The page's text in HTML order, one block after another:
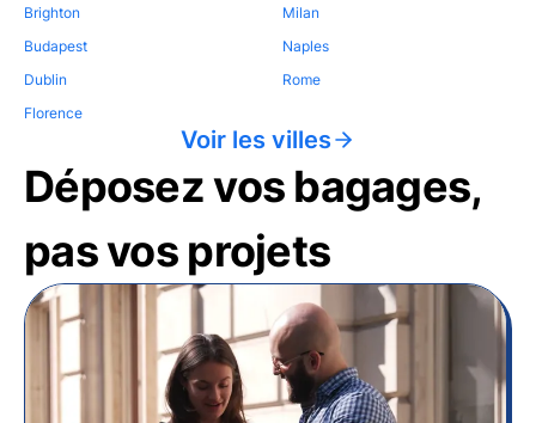
Brighton
Budapest
Dublin
Florence
Milan
Naples
Rome
Voir les villes
Déposez vos bagages,
pas vos projets